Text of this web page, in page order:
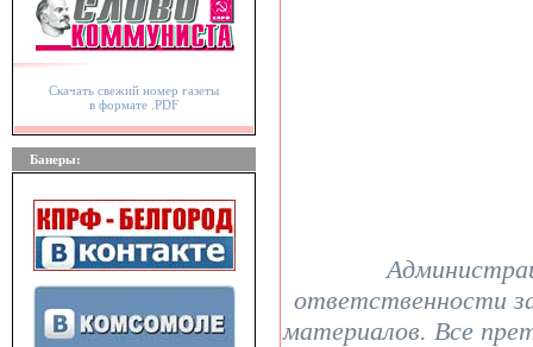
Скачать свежий номер газеты
в формате .PDF
Банеры:
ответственности
материалов. Все